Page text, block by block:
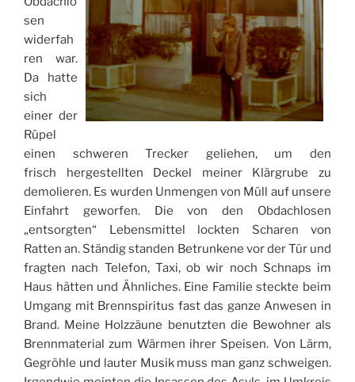
sen
widerfah
ren war.
Da hatte
sich
einer der
Rüpel
einen schweren Trecker geliehen, um den
frisch hergestellten Deckel meiner Klärgrube zu
demolieren. Es wurden Unmengen von Müll auf unsere
Einfahrt geworfen. Die von den Obdachlosen
„entsorgten“ Lebensmittel lockten Scharen von
Ratten an. Ständig standen Betrunkene vor der Tür und
fragten nach Telefon, Taxi, ob wir noch Schnaps im
Haus hätten und Ähnliches. Eine Familie steckte beim
Umgang mit Brennspiritus fast das ganze Anwesen in
Brand. Meine Holzzäune benutzten die Bewohner als
Brennmaterial zum Wärmen ihrer Speisen. Von Lärm,
Gegröhle und lauter Musik muss man ganz schweigen.